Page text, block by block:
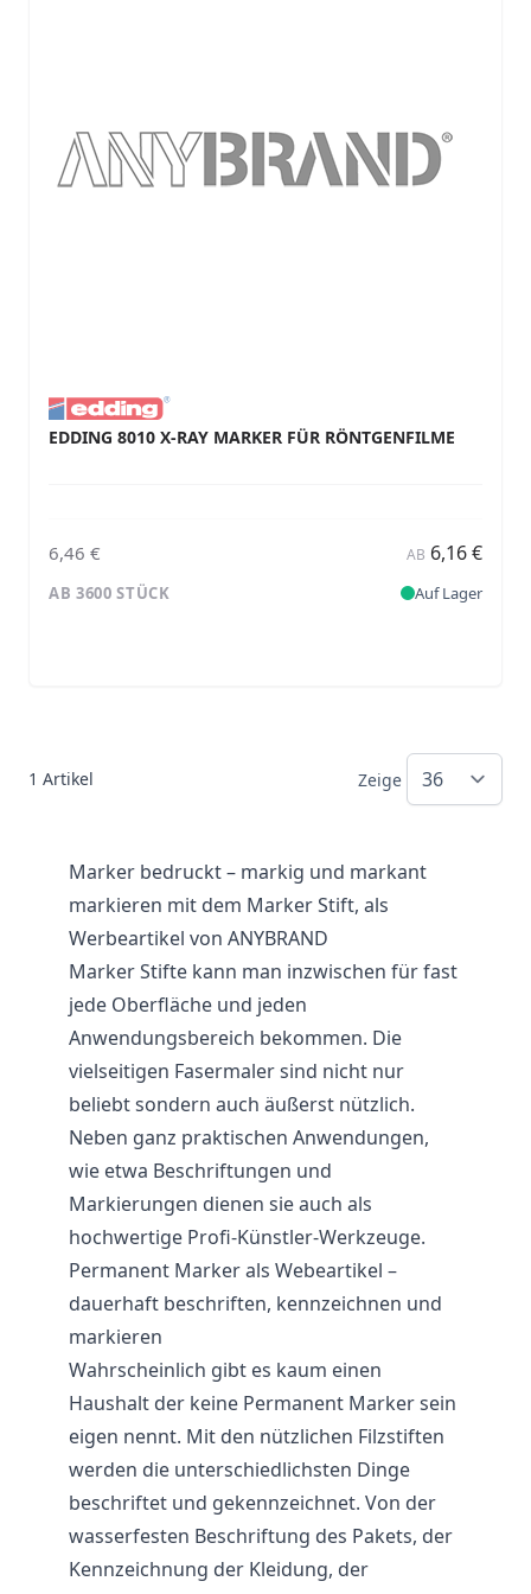
EDDING 8010 X-RAY MARKER FÜR RÖNTGENFILME
6,46 € AB 6,16 €
AB 3600 STÜCK Auf Lager
1 Artikel Zeige
Marker bedruckt – markig und markant
markieren mit dem Marker Stift, als
Werbeartikel von ANYBRAND
Marker Stifte kann man inzwischen für fast
jede Oberfläche und jeden
Anwendungsbereich bekommen. Die
vielseitigen Fasermaler sind nicht nur
beliebt sondern auch äußerst nützlich.
Neben ganz praktischen Anwendungen,
wie etwa Beschriftungen und
Markierungen dienen sie auch als
hochwertige Profi-Künstler-Werkzeuge.
Permanent Marker als Webeartikel –
dauerhaft beschriften, kennzeichnen und
markieren
Wahrscheinlich gibt es kaum einen
Haushalt der keine Permanent Marker sein
eigen nennt. Mit den nützlichen Filzstiften
werden die unterschiedlichsten Dinge
beschriftet und gekennzeichnet. Von der
wasserfesten Beschriftung des Pakets, der
Kennzeichnung der Kleidung, der